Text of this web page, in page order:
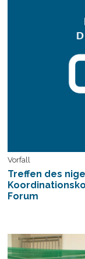
Vorfall
Treffen des
Forum